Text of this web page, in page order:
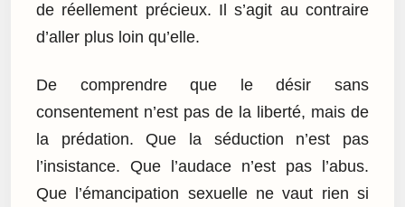
de réellement précieux. Il s’agit au contraire
d’aller plus loin qu’elle.
De comprendre que le désir sans
consentement n’est pas de la liberté, mais de
la prédation. Que la séduction n’est pas
l’insistance. Que l’audace n’est pas l’abus.
Que l’émancipation sexuelle ne vaut rien si